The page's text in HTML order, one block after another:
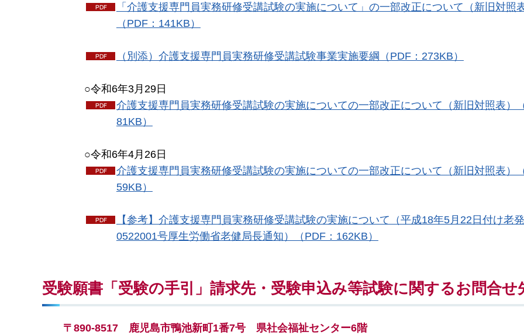
「介護支援専門員実務研修受講試験の実施について」の一部改正について（新旧対照
（PDF：141KB）
（別添）介護支援専門員実務研修受講試験事業実施要綱（PDF：273KB）
○令和6年3月29日
介護支援専門員実務研修受講試験の実施についての一部改正について（新旧対照表）
81KB）
○令和6年4月26日
介護支援専門員実務研修受講試験の実施についての一部改正について（新旧対照表）
59KB）
【参考】介護支援専門員実務研修受講試験の実施について（平成18年5月22日付け老
0522001号厚生労働省老健局長通知）（PDF：162KB）
受験願書「受験の手引」請求先・受験申込み等試験に関するお問合せ
〒 890-8517 鹿児島市鴨池新町1番7号 県社会福祉センター6階